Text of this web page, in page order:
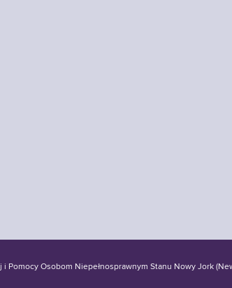
i Pomocy Osobom Niepełnosprawnym Stanu Nowy Jork